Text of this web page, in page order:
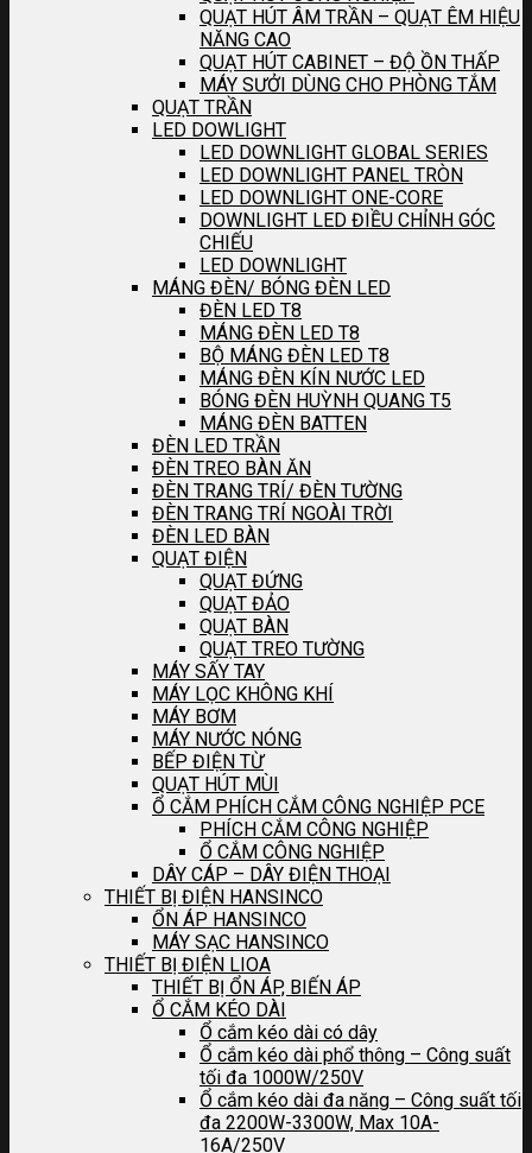
QUẠT HÚT ÂM TRẦN – QUẠT ÊM HIỆU
NĂNG CAO
QUẠT HÚT CABINET – ĐỘ ỒN THẤP
MÁY SƯỞI DÙNG CHO PHÒNG TẮM
QUẠT TRẦN
LED DOWLIGHT
LED DOWNLIGHT GLOBAL SERIES
LED DOWNLIGHT PANEL TRÒN
LED DOWNLIGHT ONE-CORE
DOWNLIGHT LED ĐIỀU CHỈNH GÓC
CHIẾU
LED DOWNLIGHT
MÁNG ĐÈN/ BÓNG ĐÈN LED
ĐÈN LED T8
MÁNG ĐÈN LED T8
BỘ MÁNG ĐÈN LED T8
MÁNG ĐÈN KÍN NƯỚC LED
BÓNG ĐÈN HUỲNH QUANG T5
MÁNG ĐÈN BATTEN
ĐÈN LED TRẦN
ĐÈN TREO BÀN ĂN
ĐÈN TRANG TRÍ/ ĐÈN TƯỜNG
ĐÈN TRANG TRÍ NGOÀI TRỜI
ĐÈN LED BÀN
QUẠT ĐIỆN
QUẠT ĐỨNG
QUẠT ĐẢO
QUẠT BÀN
QUẠT TREO TƯỜNG
MÁY SẤY TAY
MÁY LỌC KHÔNG KHÍ
MÁY BƠM
MÁY NƯỚC NÓNG
BẾP ĐIỆN TỪ
QUẠT HÚT MÙI
Ổ CẮM PHÍCH CẮM CÔNG NGHIỆP PCE
PHÍCH CẮM CÔNG NGHIỆP
Ổ CẮM CÔNG NGHIỆP
DÂY CÁP – DÂY ĐIỆN THOẠI
THIẾT BỊ ĐIỆN HANSINCO
ỔN ÁP HANSINCO
MÁY SẠC HANSINCO
THIẾT BỊ ĐIỆN LIOA
THIẾT BỊ ỔN ÁP, BIẾN ÁP
Ổ CẮM KÉO DÀI
Ổ cắm kéo dài có dây
Ổ cắm kéo dài phổ thông – Công suất
tối đa 1000W/250V
Ổ cắm kéo dài đa năng – Công suất tối
đa 2200W-3300W, Max 10A-
16A/250V